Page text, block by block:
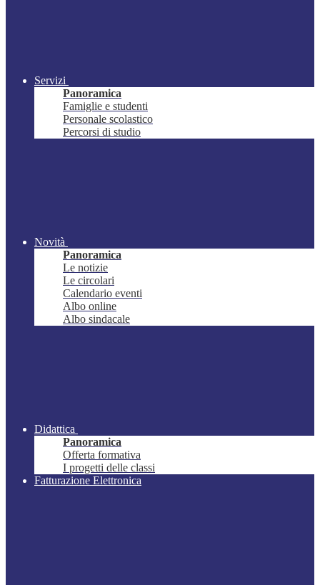
Servizi
Panoramica
Famiglie e studenti
Personale scolastico
Percorsi di studio
Novità
Panoramica
Le notizie
Le circolari
Calendario eventi
Albo online
Albo sindacale
Didattica
Panoramica
Offerta formativa
I progetti delle classi
Fatturazione Elettronica